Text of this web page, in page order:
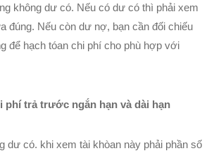
không dư có. Nếu có dư có thì phải xem
đúng. Nếu còn dư nợ, bạn cần đối chiếu
để hạch tóan chi phí cho phù hợp với
phí trả trước ngắn hạn và dài hạn
dư có. khi xem tài khòan này phải phần số